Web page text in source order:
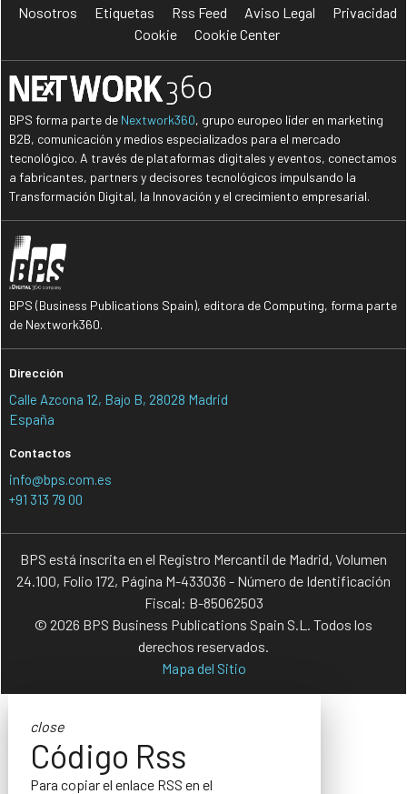
Nosotros Etiquetas Rss Feed Aviso Legal
Privacidad
Cookie
Cookie Center
BPS forma parte de Nextwork360, grupo europeo líder en marketing
B2B, comunicación y medios especializados para el mercado
tecnológico. A través de plataformas digitales y eventos, conectamos
a fabricantes, partners y decisores tecnológicos impulsando la
Transformación Digital, la Innovación y el crecimiento empresarial.
BPS (Business Publications Spain), editora de Computing, forma parte
de Nextwork360.
Dirección
Calle Azcona 12, Bajo B, 28028 Madrid
España
Contactos
info@bps.com.es
+91 313 79 00
BPS está inscrita en el Registro Mercantil de Madrid, Volumen
24.100, Folio 172, Página M-433036 - Número de Identificación
Fiscal: B-85062503
© 2026 BPS Business Publications Spain S.L. Todos los
derechos reservados.
Mapa del Sitio
close
Código Rss
Para copiar el enlace RSS en el